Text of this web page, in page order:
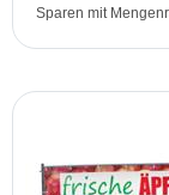
Sparen mit